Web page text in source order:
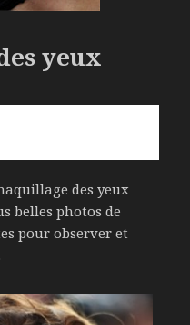
yeux
des yeux
belles photos de
pour observer et